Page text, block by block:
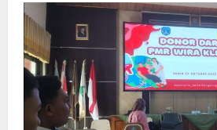
Mendalam
Melalui
Kegiatan
In
House
Training
Bersama
Sukur
Basuki,
SE.,
MM.